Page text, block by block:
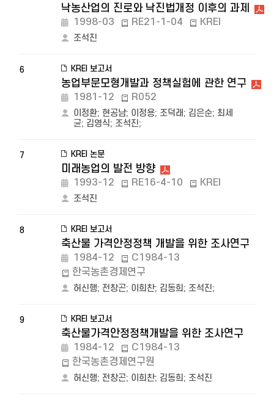
낙농산업의 진로와 낙진법개정 이후의 과제
1998-03 RE21-1-04 KREI
조석진
6 KREI 보고서
농업부문모형개발과 정책실험에 관한 연구
1981-12 R052
이정환; 현공남; 이정용; 조덕래; 김은순; 최세
균; 김영식; 조석진;
7 KREI 논문
미래농업의 발전 방향
1993-12 RE16-4-10 KREI
조석진
8 KREI 보고서
축산물 가격안정정책 개발을 위한 조사연구
1984-12
C1984-13
한국농촌경제연구
허신행; 전창곤; 이희찬; 김동희 ; 조석진;
9 KREI 보고서
축산물가격안정정책개발을 위한 조사연구
1984-12
C1984-13
한국농촌경제연구원
허신행; 전창곤; 이희찬; 김동희 ; 조석진